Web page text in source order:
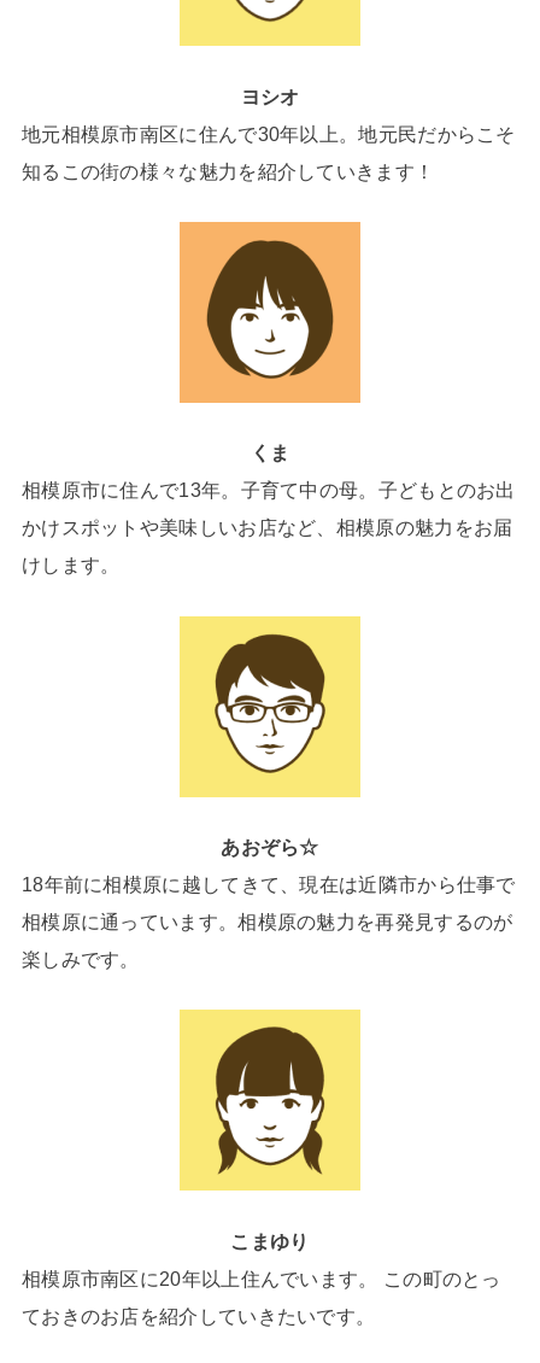
ヨシオ
地元相模原市南区に住んで30年以上。地元民だからこそ
知るこの街の様々な魅力を紹介していきます！
くま
相模原市に住んで13年。子育て中の母。子どもとのお出
かけスポットや美味しいお店など、相模原の魅力をお届
けします。
あおぞら☆
18年前に相模原に越してきて、現在は近隣市から仕事で
相模原に通っています。相模原の魅力を再発見するのが
楽しみです。
こまゆり
相模原市南区に20年以上住んでいます。 この町のとっ
ておきのお店を紹介していきたいです。